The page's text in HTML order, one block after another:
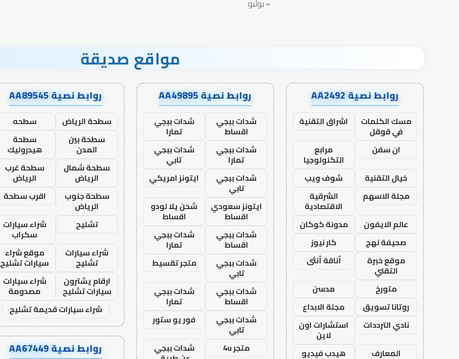
« يوليو
مواقع صديقة
روابط نصية AA2492
مسك الكلمات
في قوقل
اشراق التقنية
ان سفن
مرابع
التكنولوجيا
خيال التقنية
شوف ويب
مجلة الاسهم
الشرقية
الاقتصادية
عالم الايفون
مدونة كوكان
صحيفة نهج
كار نيوز
موقع خبرة
التقني
أناقة أنثى
متورخ
مدسن
روتانا تسويق
مجلة الابداع
نادي الترددات
استشارات اون
لاين
المعارف
هيدب فيديو
روابط نصية AA49895
شدات ببجي
اقساط
شدات ببجي
تمارا
شدات ببجي
تمارا
شدات ببجي
تابي
شدات ببجي
تابي
ايتونز امريكي
ايتونز سعودي
اقساط
شحن يلا لودو
اقساط
شدات ببجي
اقساط
شدات ببجي
تمارا
شدات ببجي
تابي
متجر تقسيط
شدات ببجي
اقساط
شدات ببجي
تمارا
شدات ببجي
تابي
فور يو ستور
متجر 4u
شدات ببجي
روابط نصية AA89545
سطحة الرياض
سطحه
سطحة بين
المدن
سطحة
هيدروليك
سطحة شمال
الرياض
سطحة غرب
الرياض
سطحة جنوب
الرياض
اقرب سطحة
تشليح
شراء سيارات
سكراب
شراء سيارات
تشليح
موقع شراء
سيارات تشليح
ارقام يشترون
سيارات تشليح
شراء سيارات
مصدومة
شراء سيارات قديمة تشليح
روابط نصية AA67449